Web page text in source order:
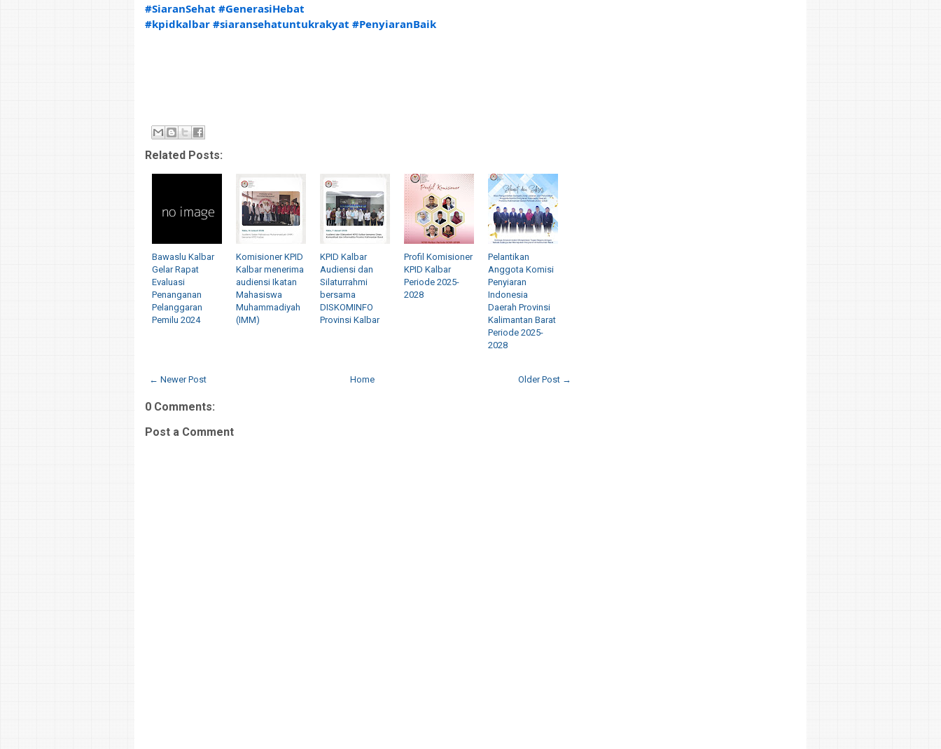
#SiaranSehat #GenerasiHebat
#kpidkalbar #siaransehatuntukrakyat #PenyiaranBaik
Related Posts:
Bawaslu Kalbar
Gelar Rapat
Evaluasi
Penanganan
Pelanggaran
Pemilu 2024
Komisioner KPID
Kalbar menerima
audiensi Ikatan
Mahasiswa
Muhammadiyah
(IMM)
KPID Kalbar
Audiensi dan
Silaturrahmi
bersama
DISKOMINFO
Provinsi Kalbar
Profil Komisioner
KPID Kalbar
Periode 2025-
2028
Pelantikan
Anggota Komisi
Penyiaran
Indonesia
Daerah Provinsi
Kalimantan Barat
Periode 2025-
2028
← Newer Post Older Post →
Home
0 Comments:
Post a Comment